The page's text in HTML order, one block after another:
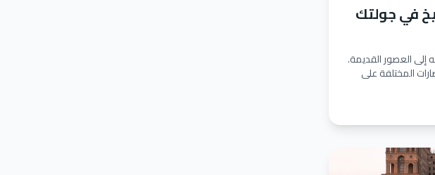
في جولتك
إلى العصور القديمة.
المختلفة على